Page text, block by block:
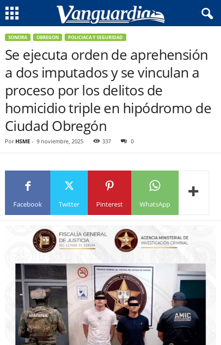
SONORA OBREGON POLICIACA Y SEGURIDAD
Se ejecuta orden de aprehensión
a dos imputados y se vinculan a
proceso por los delitos de
homicidio triple en hipódromo de
Ciudad Obregón
Por HSME - 9 noviembre, 2025 337 0
Facebook Twitter Pinterest WhatsApp